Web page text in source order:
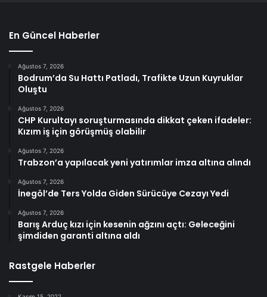
En Güncel Haberler
Ağustos 7, 2026
Bodrum’da Su Hattı Patladı, Trafikte Uzun Kuyruklar
Oluştu
Ağustos 7, 2026
CHP Kurultayı soruşturmasında dikkat çeken ifadeler:
Kızım iş için görüşmüş olabilir
Ağustos 7, 2026
Trabzon’a yapılacak yeni yatırımlar imza altına alındı
Ağustos 7, 2026
İnegöl’de Ters Yolda Giden Sürücüye Cezayı Yedi
Ağustos 7, 2026
Barış Arduç kızı için kesenin ağzını açtı: Geleceğini
şimdiden garanti altına aldı
Rastgele Haberler